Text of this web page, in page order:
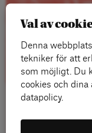
Val av
Denna
tekniker för att
som möjligt. Du
cookies och dina
datapolicy.